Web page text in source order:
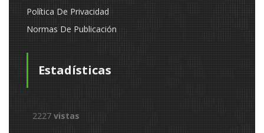
Política De Privacidad
Normas De Publicación
Estadísticas
2227 vistas